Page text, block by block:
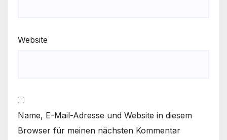
Website
Name, E-Mail-Adresse und Website in diesem
Browser für meinen nächsten Kommentar